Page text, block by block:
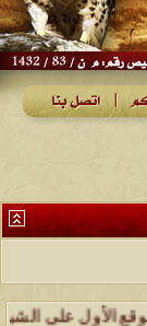
على الشبكة